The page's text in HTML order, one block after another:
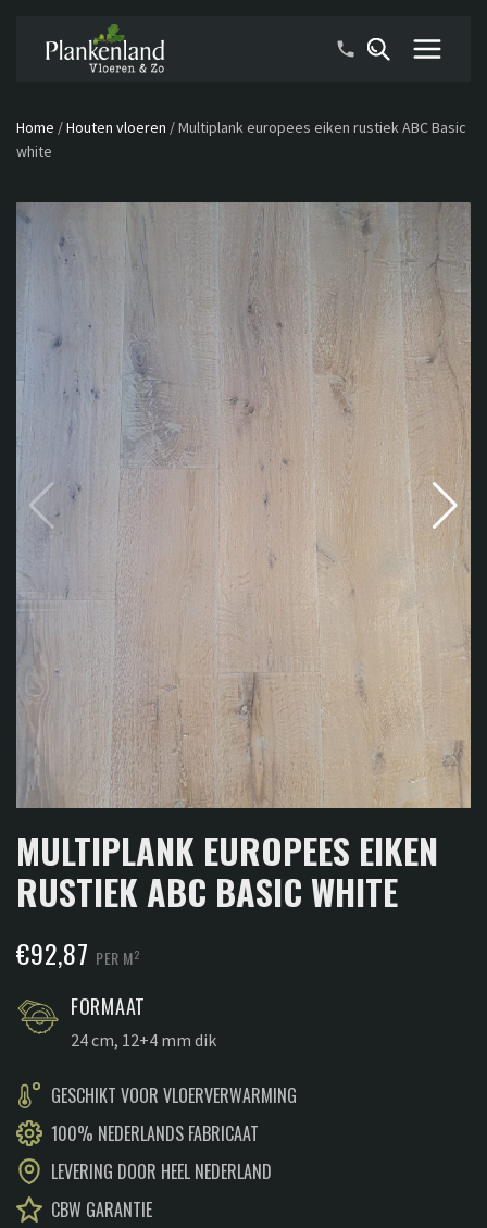
Home /Houten vloeren /Multiplank europees eiken rustiek ABC Basic
white
MULTIPLANK EUROPEES EIKEN
RUSTIEK ABC BASIC WHITE
€92,87 PER M2
FORMAAT
24 cm, 12+4 mm dik
GESCHIKT VOOR VLOERVERWARMING
100% NEDERLANDS FABRICAAT
LEVERING DOOR HEEL NEDERLAND
CBW GARANTIE